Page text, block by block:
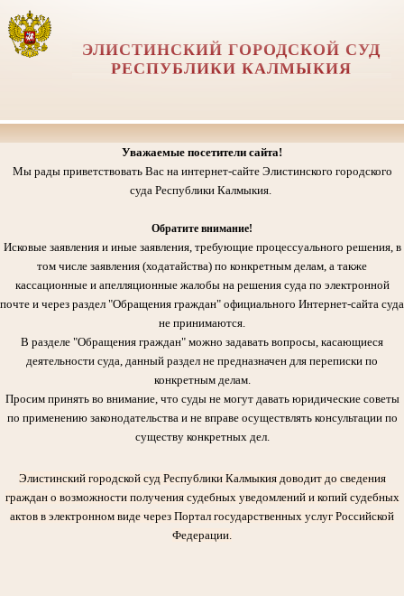
ЭЛИСТИНСКИЙ ГОРОДСКОЙ СУД
РЕСПУБЛИКИ КАЛМЫКИЯ
Уважаемые посетители сайта!
Мы рады приветствовать Вас на интернет-сайте Элистинского городского
суда Республики Калмыкия.
Обратите внимание!
Исковые заявления и иные заявления, требующие процессуального решения, в
том числе заявления (ходатайства) по конкретным делам, а также
кассационные и апелляционные жалобы на решения суда по электронной
почте и через раздел "Обращения граждан" официального Интернет-сайта суда
не принимаются.
В разделе "Обращения граждан" можно задавать вопросы, касающиеся
деятельности суда, данный раздел не предназначен для переписки по
конкретным делам.
Просим принять во внимание, что суды не могут давать юридические советы
по применению законодательства и не вправе осуществлять консультации по
существу конкретных дел.
Элистинский городской суд Республики Калмыкия доводит до сведения
граждан о возможности получения судебных уведомлений и копий судебных
актов в электронном виде через Портал государственных услуг Российской
Федерации.